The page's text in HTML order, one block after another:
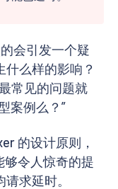
会引发一个疑
么样的影响？
常见的问题就
案例么？”
的设计原则，
够令人惊奇的提
求延时。